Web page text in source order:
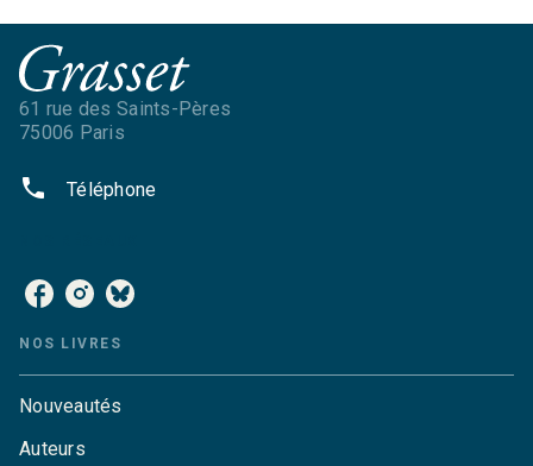
61 rue des Saints-Pères
75006 Paris
phone Téléphone
NOS LIVRES
Nouveautés
Auteurs